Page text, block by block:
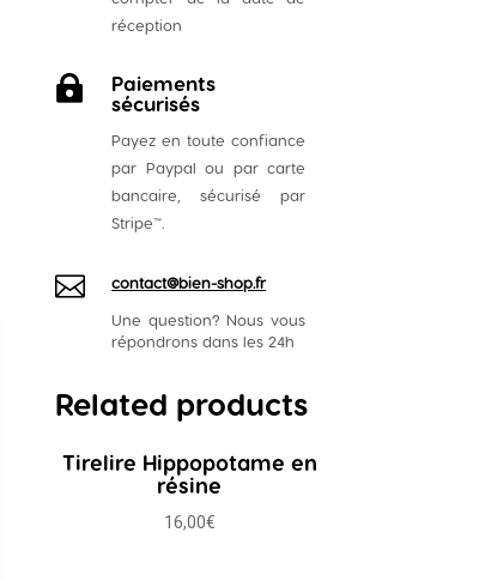
réception

Paiements
sécurisés
Payez en toute confiance
par Paypal ou par carte
bancaire, sécurisé par
Stripe™.
 contact@bien-shop.fr
Une question? Nous vous
répondrons dans les 24h
Related products
Tirelire Hippopotame en
résine
16,00€